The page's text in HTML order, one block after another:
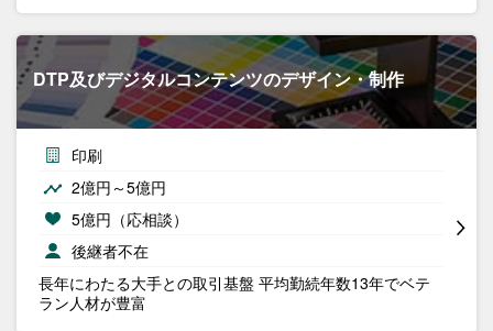
DTP及びデジタルコンテンツのデザイン・制作
印刷
2億円～5億円
5億円（応相談）
後継者不在
長年にわたる大手との取引基盤 平均勤続年数13年でベテ
ラン人材が豊富